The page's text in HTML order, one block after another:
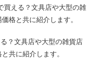
買える？文具店や大型の雑
格と共に紹介します。
？文具店や大型の雑貨店
共に紹介します。